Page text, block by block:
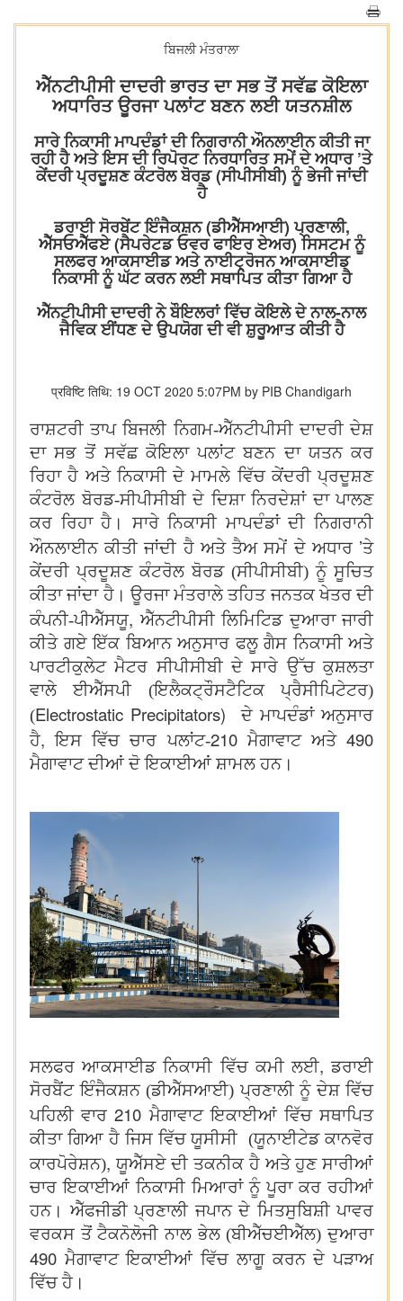
ਬਿਜਲੀ ਮੰਤਰਾਲਾ
ਐੱਨਟੀਪੀਸੀ ਦਾਦਰੀ ਭਾਰਤ ਦਾ ਸਭ ਤੋਂ ਸਵੱਛ ਕੋਇਲਾ
ਅਧਾਰਿਤ ਊਰਜਾ ਪਲਾਂਟ ਬਣਨ ਲਈ ਯਤਨਸ਼ੀਲ
ਸਾਰੇ ਨਿਕਾਸੀ ਮਾਪਦੰਡਾਂ ਦੀ ਨਿਗਰਾਨੀ ਔਨਲਾਈਨ ਕੀਤੀ ਜਾ
ਰਹੀ ਹੈ ਅਤੇ ਇਸ ਦੀ ਰਿਪੋਰਟ ਨਿਰਧਾਰਿਤ ਸਮੇਂ ਦੇ ਅਧਾਰ ’ਤੇ
ਕੇਂਦਰੀ ਪ੍ਰਦੂਸ਼ਣ ਕੰਟਰੋਲ ਬੋਰਡ (ਸੀਪੀਸੀਬੀ) ਨੂੰ ਭੇਜੀ ਜਾਂਦੀ
ਹੈ
ਡਰਾਈ ਸੋਰਬੇਂਟ ਇੰਜੈਕਸ਼ਨ (ਡੀਐੱਸਆਈ) ਪ੍ਰਣਾਲੀ,
ਐੱਸਓਐੱਫਏ (ਸੈਪਰੇਟਡ ਓਵਰ ਫਾਇਰ ਏਅਰ) ਸਿਸਟਮ ਨੂੰ
ਸਲਫਰ ਆਕਸਾਈਡ ਅਤੇ ਨਾਈਟ੍ਰੋਜਨ ਆਕਸਾਈਡ
ਨਿਕਾਸੀ ਨੂੰ ਘੱਟ ਕਰਨ ਲਈ ਸਥਾਪਿਤ ਕੀਤਾ ਗਿਆ ਹੈ
ਐੱਨਟੀਪੀਸੀ ਦਾਦਰੀ ਨੇ ਬੌਇਲਰਾਂ ਵਿੱਚ ਕੋਇਲੇ ਦੇ ਨਾਲ-ਨਾਲ
ਜੈਵਿਕ ਈਂਧਣ ਦੇ ਉਪਯੋਗ ਦੀ ਵੀ ਸ਼ੁਰੂਆਤ ਕੀਤੀ ਹੈ
प्रविष्टि तिथि: 19 OCT 2020 5:07PM by PIB Chandigarh
ਰਾਸ਼ਟਰੀ ਤਾਪ ਬਿਜਲੀ ਨਿਗਮ-ਐੱਨਟੀਪੀਸੀ ਦਾਦਰੀ ਦੇਸ਼
ਦਾ ਸਭ ਤੋਂ ਸਵੱਛ ਕੋਇਲਾ ਪਲਾਂਟ ਬਣਨ ਦਾ ਯਤਨ ਕਰ
ਰਿਹਾ ਹੈ ਅਤੇ ਨਿਕਾਸੀ ਦੇ ਮਾਮਲੇ ਵਿੱਚ ਕੇਂਦਰੀ ਪ੍ਰਦੂਸ਼ਣ
ਕੰਟਰੋਲ ਬੋਰਡ-ਸੀਪੀਸੀਬੀ ਦੇ ਦਿਸ਼ਾ ਨਿਰਦੇਸ਼ਾਂ ਦਾ ਪਾਲਣ
ਕਰ ਰਿਹਾ ਹੈ। ਸਾਰੇ ਨਿਕਾਸੀ ਮਾਪਦੰਡਾਂ ਦੀ ਨਿਗਰਾਨੀ
ਔਨਲਾਈਨ ਕੀਤੀ ਜਾਂਦੀ ਹੈ ਅਤੇ ਤੈਅ ਸਮੇਂ ਦੇ ਅਧਾਰ ’ਤੇ
ਕੇਂਦਰੀ ਪ੍ਰਦੂਸ਼ਣ ਕੰਟਰੋਲ ਬੋਰਡ (ਸੀਪੀਸੀਬੀ) ਨੂੰ ਸੂਚਿਤ
ਕੀਤਾ ਜਾਂਦਾ ਹੈ। ਊਰਜਾ ਮੰਤਰਾਲੇ ਤਹਿਤ ਜਨਤਕ ਖੇਤਰ ਦੀ
ਕੰਪਨੀ-ਪੀਐੱਸਯੂ,ਐੱਨਟੀਪੀਸੀ ਲਿਮਿਟਿਡ ਦੁਆਰਾ ਜਾਰੀ
ਕੀਤੇ ਗਏ ਇੱਕ ਬਿਆਨ ਅਨੁਸਾਰ ਫਲੂ ਗੈਸ ਨਿਕਾਸੀ ਅਤੇ
ਪਾਰਟੀਕੁਲੇਟ ਮੈਟਰ ਸੀਪੀਸੀਬੀ ਦੇ ਸਾਰੇ ਉੱਚ ਕੁਸ਼ਲਤਾ
ਵਾਲੇ ਈਐੱਸਪੀ (ਇਲੈਕਟ੍ਰੌਸਟੈਟਿਕ ਪ੍ਰੈਸੀਪਿਟੇਟਰ)
(Electrostatic Precipitators)ਦੇ ਮਾਪਦੰਡਾਂ ਅਨੁਸਾਰ
ਹੈ,ਇਸ ਵਿੱਚ ਚਾਰ ਪਲਾਂਟ-210ਮੈਗਾਵਾਟ ਅਤੇ490
ਮੈਗਾਵਾਟ ਦੀਆਂ ਦੋ ਇਕਾਈਆਂ ਸ਼ਾਮਲ ਹਨ।
ਸਲਫਰ ਆਕਸਾਈਡ ਨਿਕਾਸੀ ਵਿੱਚ ਕਮੀ ਲਈ,ਡਰਾਈ
ਸੋਰਬੈਂਟ ਇੰਜੈਕਸ਼ਨ (ਡੀਐੱਸਆਈ) ਪ੍ਰਣਾਲੀ ਨੂੰ ਦੇਸ਼ ਵਿੱਚ
ਪਹਿਲੀ ਵਾਰ210 ਮੈਗਾਵਾਟ ਇਕਾਈਆਂ ਵਿੱਚ ਸਥਾਪਿਤ
ਕੀਤਾ ਗਿਆ ਹੈ ਜਿਸ ਵਿੱਚ ਯੂਸੀਸੀ (ਯੂਨਾਈਟੇਡ ਕਾਨਵੋਰ
ਕਾਰਪੋਰੇਸ਼ਨ), ਯੂਐੱਸਏ ਦੀ ਤਕਨੀਕ ਹੈ ਅਤੇ ਹੁਣ ਸਾਰੀਆਂ
ਚਾਰ ਇਕਾਈਆਂ ਨਿਕਾਸੀ ਮਿਆਰਾਂ ਨੂੰ ਪੂਰਾ ਕਰ ਰਹੀਆਂ
ਹਨ। ਐੱਫਜੀਡੀ ਪ੍ਰਣਾਲੀ ਜਪਾਨ ਦੇ ਮਿਤਸੁਬਿਸ਼ੀ ਪਾਵਰ
ਵਰਕਸ ਤੋਂ ਟੈਕਨੋਲੋਜੀ ਨਾਲ ਭੇਲ (ਬੀਐੱਚਈਐੱਲ) ਦੁਆਰਾ
490 ਮੈਗਾਵਾਟ ਇਕਾਈਆਂ ਵਿੱਚ ਲਾਗੂ ਕਰਨ ਦੇ ਪੜਾਅ
ਵਿੱਚ ਹੈ।